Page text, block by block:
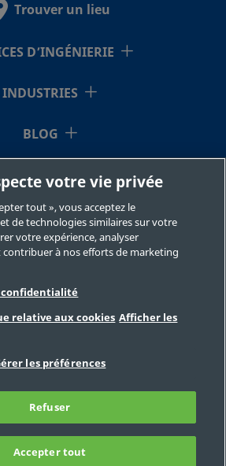
Trouver un lieu
D’INGÉNIERIE
INDUSTRIES
BLOG
RESSOURCES
NOTRE SUJET
Company. Tous droits réservés.
produits en toute sécurité
Contact
FAQ
Préférences de cookies
ou communiquer mes
votre vie privée
tout », vous acceptez le
de technologies similaires sur votre
votre expérience, analyser
contribuer à nos efforts de marketing
confidentialité
relative aux cookies Afficher les
les préférences
Refuser
Accepter tout